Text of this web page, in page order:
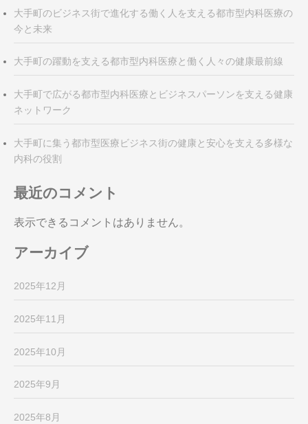
大手町のビジネス街で進化する働く人を支える都市型内科医療の
今と未来
大手町の躍動を支える都市型内科医療と働く人々の健康最前線
大手町で広がる都市型内科医療とビジネスパーソンを支える健康
ネットワーク
大手町に集う都市型医療ビジネス街の健康と安心を支える多様な
内科の役割
最近のコメント
表示できるコメントはありません。
アーカイブ
2025年12月
2025年11月
2025年10月
2025年9月
2025年8月